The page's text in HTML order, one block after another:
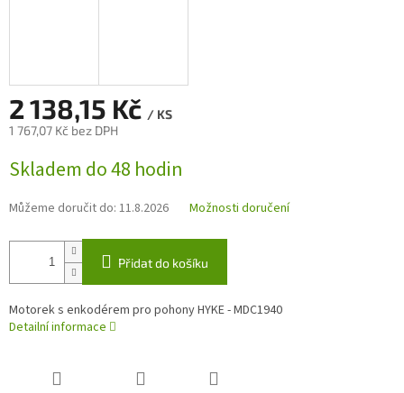
2 138,15 Kč / KS
1 767,07 Kč bez DPH
cena:
Skladem do 48 hodin
Můžeme doručit do: 11.8.2026 Možnosti doručení
Přidat do košíku
Motorek s enkodérem pro pohony HYKE - MDC1940
Detailní informace